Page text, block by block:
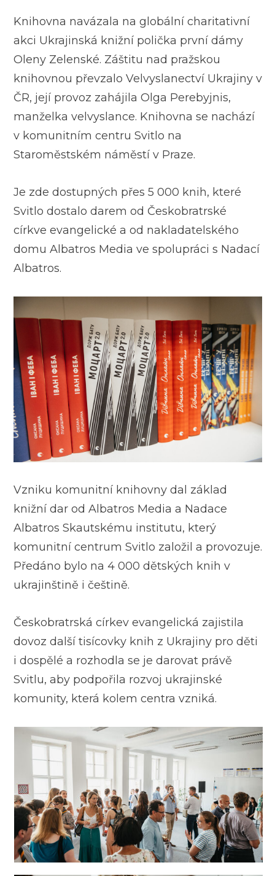
Knihovna navázala na globální charitativní
akci Ukrajinská knižní polička první dámy
Oleny Zelenské. Záštitu nad pražskou
knihovnou převzalo Velvyslanectví Ukrajiny v
ČR, její provoz zahájila Olga Perebyjnis,
manželka velvyslance. Knihovna se nachází
v komunitním centru Svitlo na
Staroměstském náměstí v Praze.
Je zde dostupných přes 5 000 knih, které
Svitlo dostalo darem od Českobratrské
církve evangelické a od nakladatelského
domu Albatros Media ve spolupráci s Nadací
Albatros.
Vzniku komunitní knihovny dal základ
knižní dar od Albatros Media a Nadace
Albatros Skautskému institutu, který
komunitní centrum Svitlo založil a provozuje.
Předáno bylo na 4 000 dětských knih v
ukrajinštině i češtině.
Českobratrská církev evangelická zajistila
dovoz další tisícovky knih z Ukrajiny pro děti
i dospělé a rozhodla se je darovat právě
Svitlu, aby podpořila rozvoj ukrajinské
komunity, která kolem centra vzniká.